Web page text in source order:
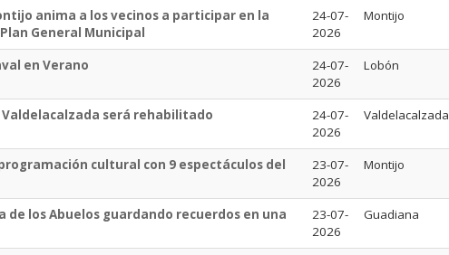
anima a los vecinos a participar en la
General Municipal
24-07-
2026
Montijo
en Verano
24-07-
2026
Lobón
Valdelacalzada será rehabilitado
24-07-
2026
Valdelacalzada
cultural con 9 espectáculos del
23-07-
2026
Montijo
de los Abuelos guardando recuerdos en una
23-07-
2026
Guadiana